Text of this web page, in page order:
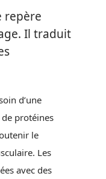
repère
Il traduit
d’une
protéines
le
Les
avec des